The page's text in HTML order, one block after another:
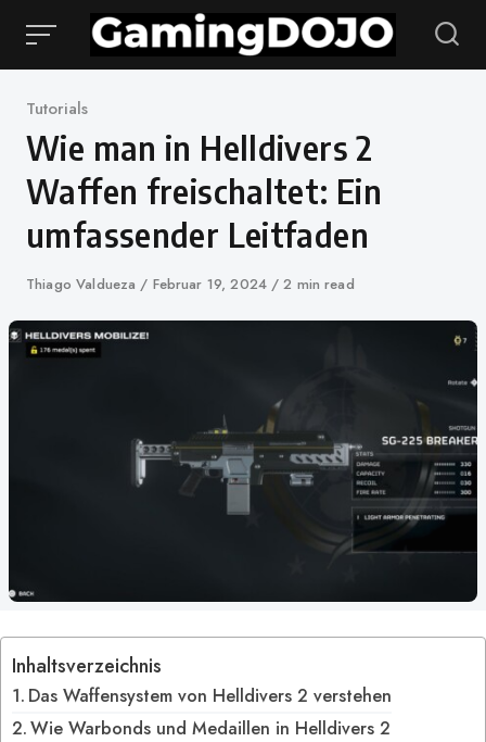
Inhalt
springen
Kategorie
Tutorials
Wie man in Helldivers 2
Waffen freischaltet: Ein
umfassender Leitfaden
Autor
Thiago Valdueza
Veröffentlicht
Februar 19, 2024 2 min read
Inhaltsverzeichnis
Das Waffensystem von Helldivers 2 verstehen
Wie Warbonds und Medaillen in Helldivers 2